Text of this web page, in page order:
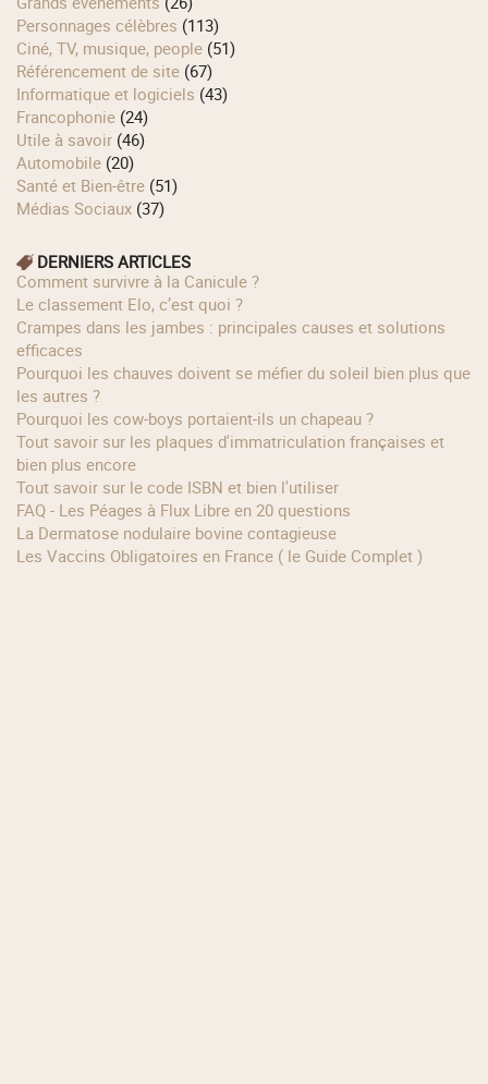
Personnages célèbres (113)
Ciné, TV, musique, people (51)
Référencement de site (67)
Informatique et logiciels (43)
Francophonie (24)
Utile à savoir (46)
Automobile (20)
Santé et Bien-être (51)
Médias Sociaux (37)
DERNIERS ARTICLES
Comment survivre à la Canicule ?
Le classement Elo, c’est quoi ?
Crampes dans les jambes : principales causes et solutions
efficaces
Pourquoi les chauves doivent se méfier du soleil bien plus que
les autres ?
Pourquoi les cow‑boys portaient‑ils un chapeau ?
Tout savoir sur les plaques d'immatriculation françaises et
bien plus encore
Tout savoir sur le code ISBN et bien l'utiliser
FAQ - Les Péages à Flux Libre en 20 questions
La Dermatose nodulaire bovine contagieuse
Les Vaccins Obligatoires en France ( le Guide Complet )